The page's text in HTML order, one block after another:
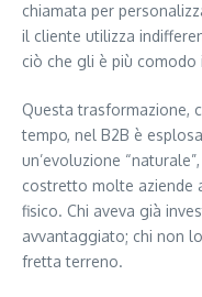
chiamata per
il cliente utilizza
ciò che gli è più
Questa trasformazione,
tempo, nel B2B è
un’evoluzione
costretto molte aziende
fisico. Chi aveva già
avvantaggiato; chi non
fretta terreno.